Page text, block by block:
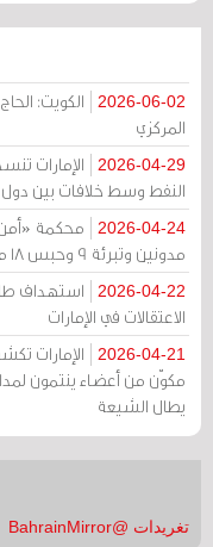
2026-06-02
الكويت:
المركزي
2026-04-29
الإمارات
النفط وسط خلافات بين دول
2026-04-24
مدونين وتبرئة 9 وحبس 18 متهماً بالتعاطف مع إيران
2026-04-22
استهداف
الاعتقالات في الإمارات
2026-04-21
الإمارات
مكوّن من أعضاء ينتمون
يطال الشيعة
تغريدات @BahrainMirror